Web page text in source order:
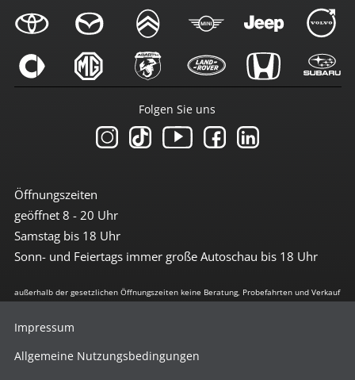
Öffnungszeiten
geöffnet 8 - 20 Uhr
Samstag bis 18 Uhr
Sonn- und Feiertags immer große Autoschau bis 18 Uhr
Folgen Sie uns
außerhalb der gesetzlichen Öffnungszeiten keine Beratung, Probefahrten und Verkauf
Impressum
Allgemeine Nutzungsbedingungen